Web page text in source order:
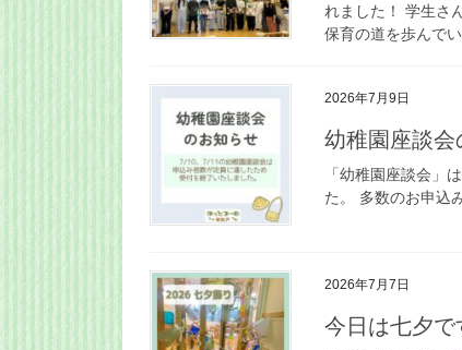
れました！ 学生さ
保育の道を歩んで
2026年7月9日
幼稚園座談会
「幼稚園座談会」
た。 多数のお申込
2026年7月7日
今日は七夕で